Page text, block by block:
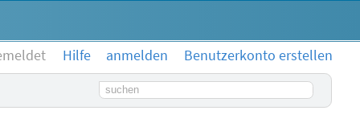
Hilfe anmelden
Benutzerkonto erstellen
Suchbegriff